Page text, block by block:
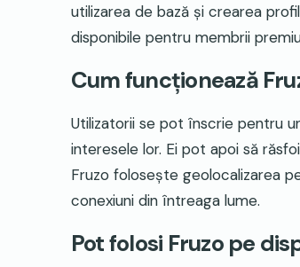
utilizarea de bază și crearea
disponibile pentru membrii
Cum funcționează
Utilizatorii se pot înscrie pentru
interesele lor. Ei pot apoi să
Fruzo folosește geolocalizarea
conexiuni din întreaga lume.
Pot folosi Fruzo pe